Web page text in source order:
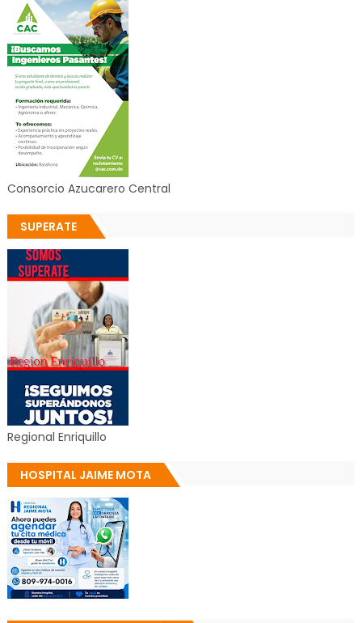
Consorcio Azucarero Central
SUPERATE
Regional Enriquillo
HOSPITAL JAIME MOTA